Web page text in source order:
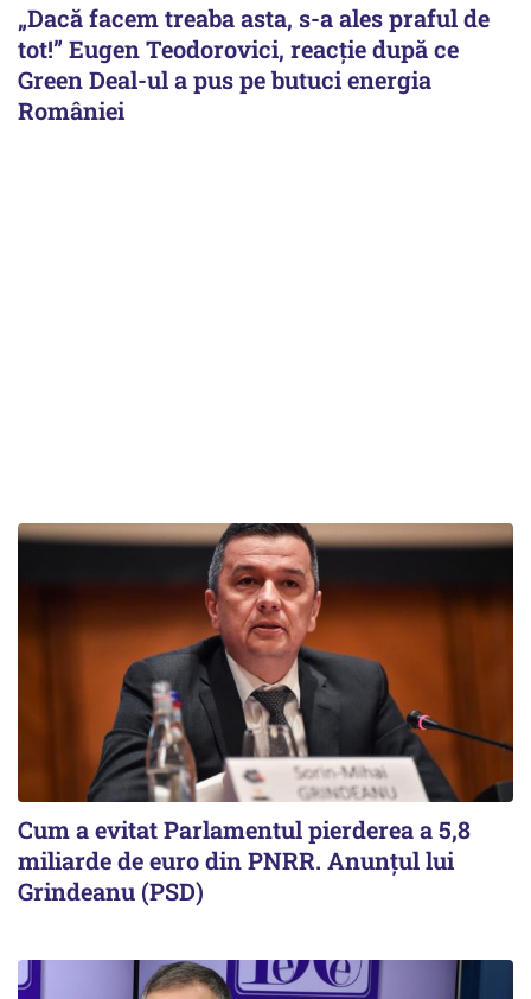
„Dacă facem treaba asta, s-a ales praful de
tot!” Eugen Teodorovici, reacție după ce
Green Deal-ul a pus pe butuci energia
României
Cum a evitat Parlamentul pierderea a 5,8
miliarde de euro din PNRR. Anunțul lui
Grindeanu (PSD)